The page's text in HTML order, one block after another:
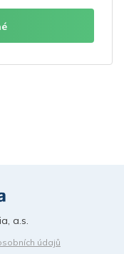
údajů
a.s.